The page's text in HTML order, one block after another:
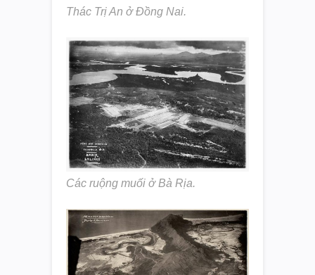
Thác Trị An ở Đồng Nai.
Các ruộng muối ở Bà Rịa.